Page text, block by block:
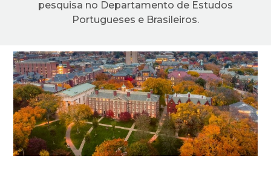
pesquisa no Departamento de Estudos
Portugueses e Brasileiros.